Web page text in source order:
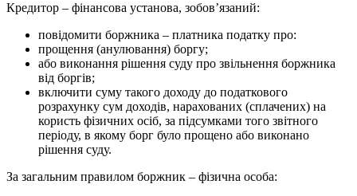
Кредитор – фінансова установа, зобов’язаний:
повідомити боржника – платника податку про:
прощення (анулювання) боргу;
або виконання рішення суду про звільнення боржника
від боргів;
включити суму такого доходу до податкового
розрахунку сум доходів, нарахованих (сплачених) на
користь фізичних осіб, за підсумками того звітного
періоду, в якому борг було прощено або виконано
рішення суду.
За загальним правилом боржник – фізична особа: